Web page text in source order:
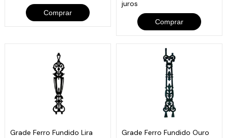
Comprar
juros
Comprar
Grade Ferro Fundido Lira
Grade Ferro Fundido Ouro